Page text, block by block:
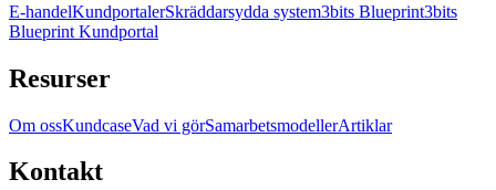
E-handelKundportalerSkräddarsydda system3bits Blueprint3bits
Blueprint Kundportal
Resurser
Om ossKundcaseVad vi görSamarbetsmodellerArtiklar
Kontakt